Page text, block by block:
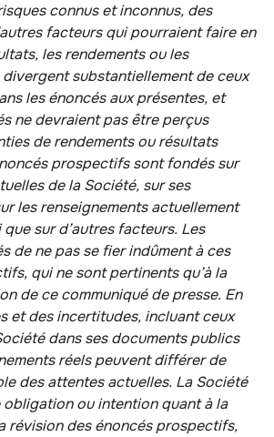
connus et inconnus, des
facteurs qui pourraient faire en
les rendements ou les
substantiellement de ceux
les énoncés aux présentes, et
ne devraient pas être perçus
de rendements ou résultats
prospectifs sont fondés sur
de la Société, sur ses
les renseignements actuellement
sur d’autres facteurs. Les
de ne pas se fier indûment à ces
qui ne sont pertinents qu’à la
de ce communiqué de presse. En
et des incertitudes, incluant ceux
dans ses documents publics
réels peuvent différer de
des attentes actuelles. La Société
obligation ou intention quant à la
révision des énoncés prospectifs,